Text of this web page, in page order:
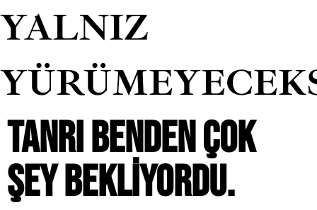
YALNIZ
TANRI BENDEN ÇOK
ŞEY BEKLIYORDU.